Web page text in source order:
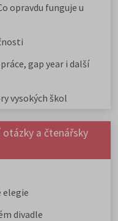
opravdu funguje u
gap year i další
vysokých škol
a čtenářsky
elegie
divadle